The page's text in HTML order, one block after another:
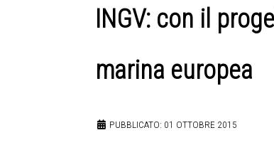
INGV: con il
marina europea
PUBBLICATO: 01 OTTOBRE 2015